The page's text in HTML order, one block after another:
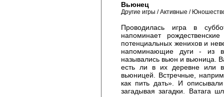
Вьюнец
Другие игры / Активные /
Проводилась игра в
напоминает
потенциальных женихов и
напоминающие дуги - из
назывались вьюн и вьюница.
есть ли в их деревне
вьюницей. Встречные,
как пить дать». И
загадывая загадки. Ватага